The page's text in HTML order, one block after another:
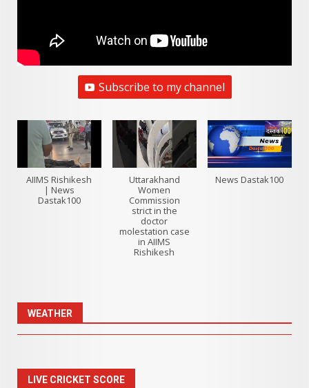
Subscribe to my channel
AIIMS Rishikesh
| News
Dastak100
Uttarakhand
Women
Commission
strict in the
doctor
molestation case
in AIIMS
Rishikesh
News Dastak100
WEATHER
LIVE CRICKET SCORE